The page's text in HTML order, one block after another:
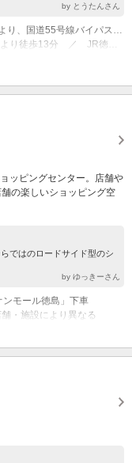
by とうたんさん
より異なる 定休日：第3
ッピングセンター。店舗や
の楽しいショッピング空
ではのロードサイド型のシ
by ゆっきーさん
モール徳島」下車
・施設により異なる